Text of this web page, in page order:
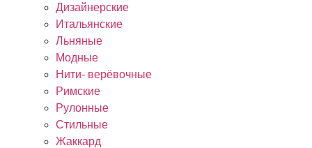
Дизайнерские
Итальянские
Льняные
Модные
Нити- верёвочные
Римские
Рулонные
Стильные
Жаккард